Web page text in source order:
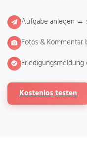
Aufgabe anlegen →
Fotos &
Kostenlos testen